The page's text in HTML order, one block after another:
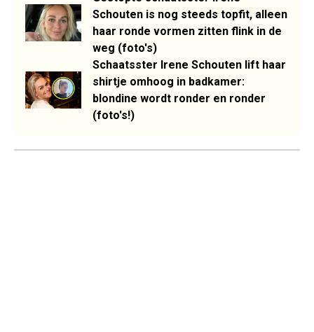
Schouten is nog steeds topfit, alleen
haar ronde vormen zitten flink in de
weg (foto's)
Schaatsster Irene Schouten lift haar
shirtje omhoog in badkamer:
blondine wordt ronder en ronder
(foto's!)